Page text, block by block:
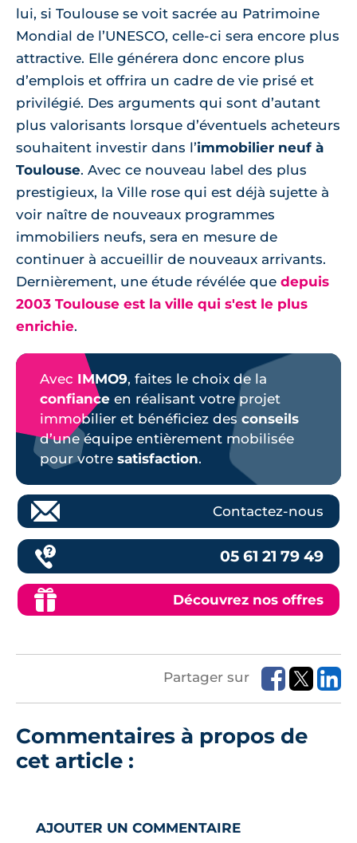
lui, si Toulouse se voit sacrée au Patrimoine
Mondial de l’UNESCO, celle-ci sera encore plus
attractive. Elle générera donc encore plus
d’emplois et offrira un cadre de vie prisé et
privilégié. Des arguments qui sont d’autant
plus valorisants lorsque d’éventuels acheteurs
souhaitent investir dans l’immobilier neuf à
Toulouse. Avec ce nouveau label des plus
prestigieux, la Ville rose qui est déjà sujette à
voir naître de nouveaux programmes
immobiliers neufs, sera en mesure de
continuer à accueillir de nouveaux arrivants.
Dernièrement, une étude révélée que depuis
2003 Toulouse est la ville qui s'est le plus
enrichie.
Avec IMMO9, faites le choix de la
confiance en réalisant votre projet
immobilier et bénéficiez des conseils
d’une équipe entièrement mobilisée
pour votre satisfaction.
Contactez-nous
05 61 21 79 49
Découvrez nos offres
Partager sur
Commentaires à propos de
cet article :
AJOUTER UN COMMENTAIRE